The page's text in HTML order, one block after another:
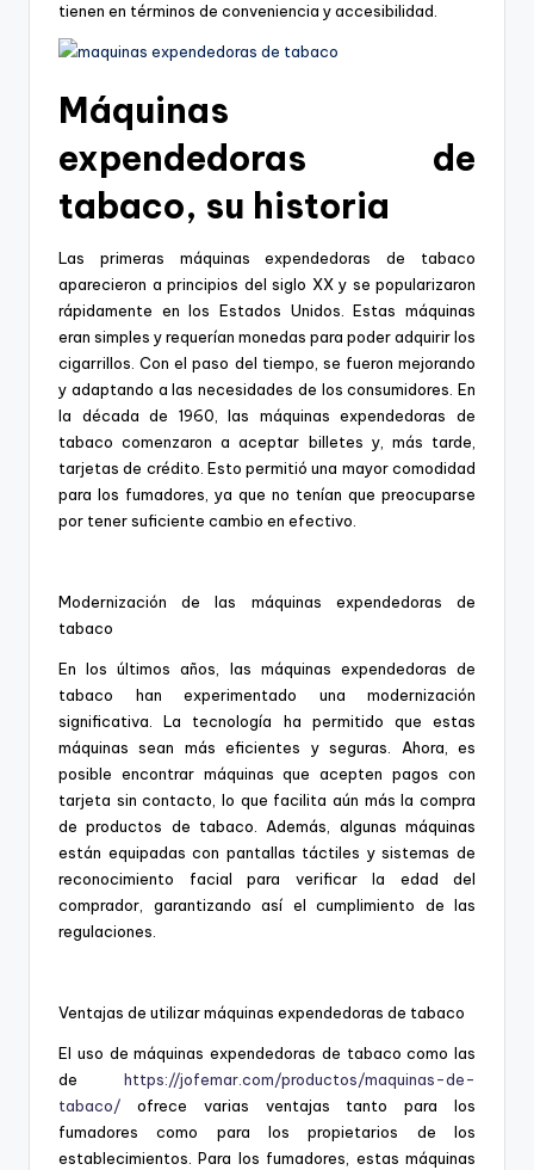
tienen en términos de conveniencia y accesibilidad.
Máquinas
expendedoras de
tabaco, su historia
Las primeras máquinas expendedoras de tabaco
aparecieron a principios del siglo XX y se popularizaron
rápidamente en los Estados Unidos. Estas máquinas
eran simples y requerían monedas para poder adquirir los
cigarrillos. Con el paso del tiempo, se fueron mejorando
y adaptando a las necesidades de los consumidores. En
la década de 1960, las máquinas expendedoras de
tabaco comenzaron a aceptar billetes y, más tarde,
tarjetas de crédito. Esto permitió una mayor comodidad
para los fumadores, ya que no tenían que preocuparse
por tener suficiente cambio en efectivo.
Modernización de las máquinas expendedoras de
tabaco
En los últimos años, las máquinas expendedoras de
tabaco han experimentado una modernización
significativa. La tecnología ha permitido que estas
máquinas sean más eficientes y seguras. Ahora, es
posible encontrar máquinas que acepten pagos con
tarjeta sin contacto, lo que facilita aún más la compra
de productos de tabaco. Además, algunas máquinas
están equipadas con pantallas táctiles y sistemas de
reconocimiento facial para verificar la edad del
comprador, garantizando así el cumplimiento de las
regulaciones.
Ventajas de utilizar máquinas expendedoras de tabaco
El uso de máquinas expendedoras de tabaco como las
de https://jofemar.com/productos/maquinas-de-
tabaco/ ofrece varias ventajas tanto para los
fumadores como para los propietarios de los
establecimientos. Para los fumadores, estas máquinas